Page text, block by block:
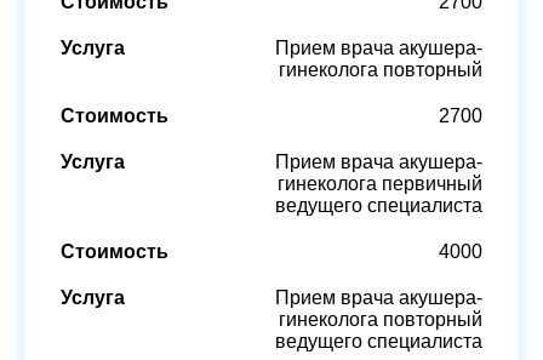
Прием врача акушера-
гинеколога повторный
2700
Прием врача акушера-
гинеколога первичный
ведущего специалиста
4000
Прием врача акушера-
гинеколога повторный
ведущего специалиста